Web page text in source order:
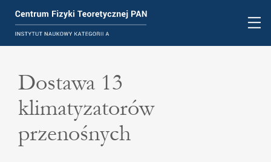
Dostawa 13
klimatyzatorów
przenośnych